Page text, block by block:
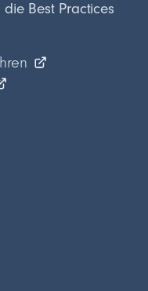
Best Practices